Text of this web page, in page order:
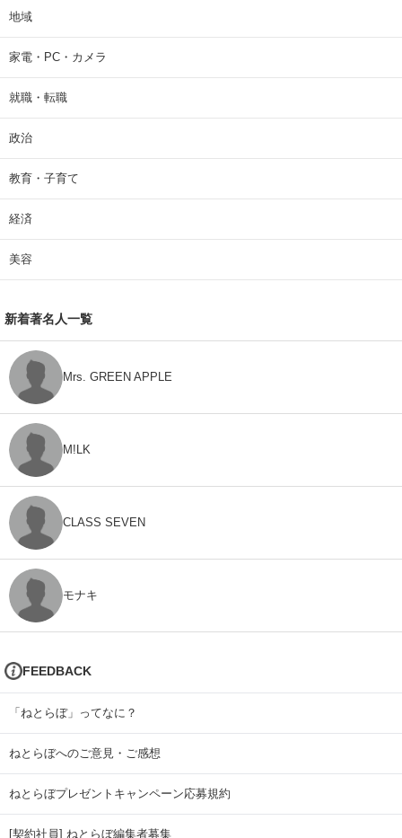
地域
家電・PC・カメラ
就職・転職
政治
教育・子育て
経済
美容
新着著名人一覧
Mrs. GREEN APPLE
M!LK
CLASS SEVEN
モナキ
FEEDBACK
「ねとらぼ」ってなに？
ねとらぼへのご意見・ご感想
ねとらぼプレゼントキャンペーン応募規約
[契約社員] ねとらぼ編集者募集